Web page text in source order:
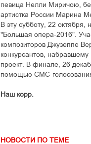
певица Нелли Миричою,
артистка России Марина
В эту субботу, 22 октября,
"Большая опера-2016".
композиторов Джузеппе
конкурсантов,
проект. В финале, 26
помощью CMC-
Наш корр.
НОВОСТИ ПО ТЕМЕ